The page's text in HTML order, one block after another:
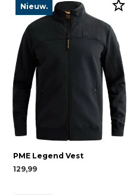
Nieuw.
PME Legend Vest
129,99